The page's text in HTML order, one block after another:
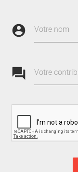
account_circle Votre nom
forum Votre